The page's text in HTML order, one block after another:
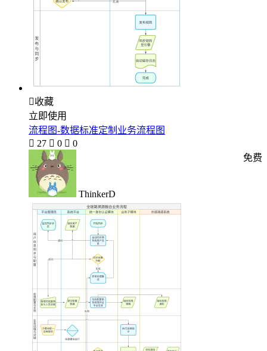
收藏
立即使用
流程图-数据标准定制业务流程图
 27  0  0
ThinkerD
免费